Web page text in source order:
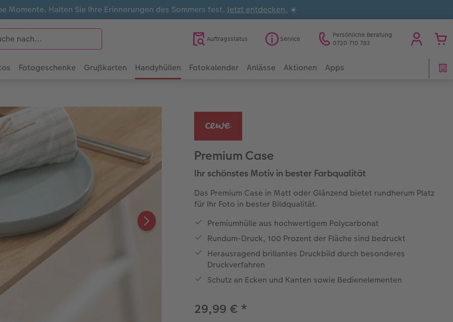
Momente. Halten Sie Ihre Erinnerungen des Sommers fest. Jetzt entdecken. ☀️
Auftragsstatus Service
Persönliche Beratung
0720 710 783
Fotogeschenke Grußkarten Handyhüllen Fotokalender Anlässe Aktionen Apps
Premium Case
Ihr schönstes Motiv in bester Farbqualität
Das Premium Case in Matt oder Glänzend bietet rundherum Platz
für Ihr Foto in bester Bildqualität.
Premiumhülle aus hochwertigem Polycarbonat
Rundum-Druck, 100 Prozent der Fläche sind bedruckt
Herausragend brillantes Druckbild durch besonderes
Druckverfahren
Schutz an Ecken und Kanten sowie Bedienelementen
29,99 € *